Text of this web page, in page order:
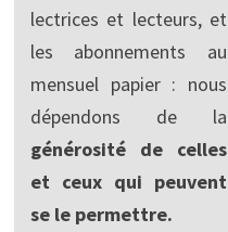
lectrices et lecteurs, et
les abonnements au
mensuel papier : nous
dépendons de la
générosité de celles
et ceux qui peuvent
se le permettre.